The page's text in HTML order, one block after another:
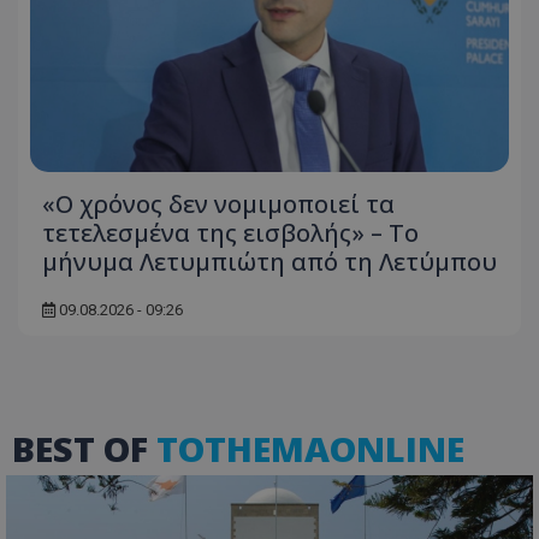
«Ο χρόνος δεν νομιμοποιεί τα
τετελεσμένα της εισβολής» – Το
μήνυμα Λετυμπιώτη από τη Λετύμπου
09.08.2026 - 09:26
BEST OF TOTHEMAONLINE
VISITOR_PRIVACY_METADATA